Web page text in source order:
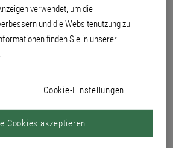
PRODUKTE
verwendet, um die
und die Websitenutzung zu
finden Sie in unserer
.
Cookie-Einstellungen
Cookies akzeptieren